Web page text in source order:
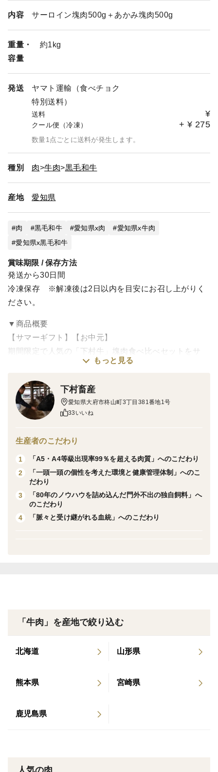
内容 サーロイン塊肉500g＋あかみ塊肉500g
重量・
容量
約1kg
発送
ヤマト運輸（食べチョク
特別送料）
送料 ¥
クール便（冷凍） + ¥ 275
数量1点ごとに送料が発生します。
種別 肉 牛肉 黒毛和牛
産地 愛知県
肉 黒毛和牛 愛知県x肉
愛知県x牛肉
愛知県x黒毛和牛
賞味期限 / 保存方法
発送から30日間
冷凍保存 ※解凍後は2日以内を目安にお召し上がりく
ださい。
▼商品概要
【サマーギフト】【お中元】
期間限定で人気の「下村牛」塊肉食べ比べセットをサ
マーギフトとして特別販売させていただきます！
★サーロイン塊肉
黒毛和牛「下村牛」の中でも、厳選した最高品質の個体
から、問答無用、ステーキの覇者、サーロインをお届け
脂を適度に磨き、丁寧にスジ、骨肌を去り除き、大胆に
切り分けました。
★あかみ塊肉
赤身部分であるもも部位［ウチモモ、マル、ソトモモ、
ランプ］、かた［うで］からその時々、最高の部位をセ
レクトしてお届けします。
--------------------------------------------
--------------------------------------------
す。
また、お中元以外の上書きをご希望の方は、寿・お礼な
もっと見る
下村畜産
愛知県大府市柊山町3丁目381番地1号
33いいね
生産者のこだわり
1
「A5・A4等級出現率99％を超える肉質」へのこだわり
2
「一頭一頭の個性を考えた環境と健康管理体制」へのこ
だわり
3
「80年のノウハウを詰め込んだ門外不出の独自飼料」へ
のこだわり
4
「脈々と受け継がれる血統」へのこだわり
「牛肉」を産地で絞り込む
北海道 山形県
熊本県 宮崎県
鹿児島県
人気の肉